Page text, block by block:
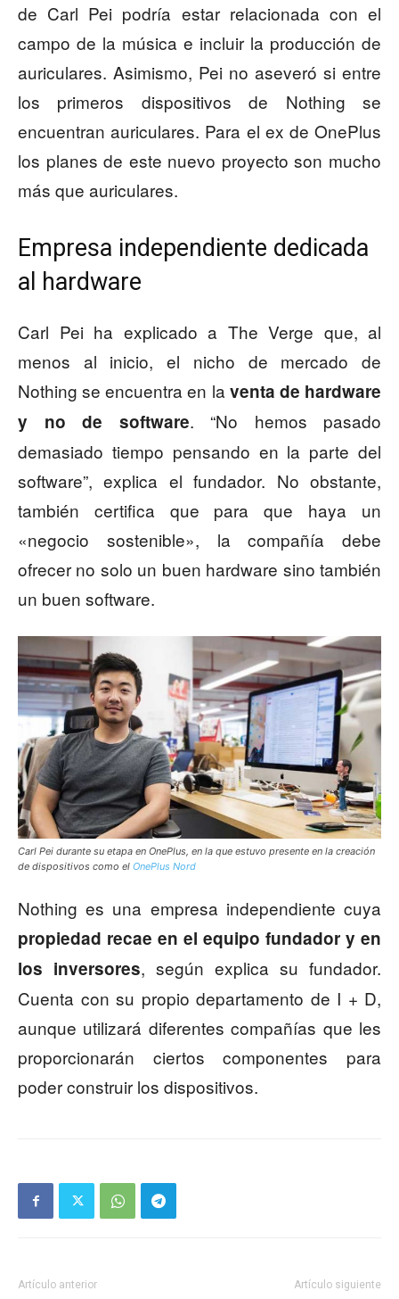
de Carl Pei podría estar relacionada con el
campo de la música e incluir la producción de
auriculares. Asimismo, Pei no aseveró si entre
los primeros dispositivos de Nothing se
encuentran auriculares. Para el ex de OnePlus
los planes de este nuevo proyecto son mucho
más que auriculares.
Empresa independiente dedicada
al hardware
Carl Pei ha explicado a The Verge que, al
menos al inicio, el nicho de mercado de
Nothing se encuentra en la venta de hardware
y no de software. “No hemos pasado
demasiado tiempo pensando en la parte del
software”, explica el fundador. No obstante,
también certifica que para que haya un
«negocio sostenible», la compañía debe
ofrecer no solo un buen hardware sino también
un buen software.
Carl Pei durante su etapa en OnePlus, en la que estuvo presente en la creación
de dispositivos como el OnePlus Nord
Nothing es una empresa independiente cuya
propiedad recae en el equipo fundador y en
los inversores, según explica su fundador.
Cuenta con su propio departamento de I + D,
aunque utilizará diferentes compañías que les
proporcionarán ciertos componentes para
poder construir los dispositivos.
Artículo anterior Artículo siguiente